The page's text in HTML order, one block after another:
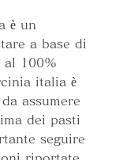
è un
a base di
al 100%
italia è
assumere
dei pasti
seguire